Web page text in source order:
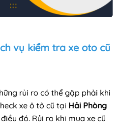
vụ kiểm tra xe oto cũ
rủi ro có thể gặp phải khi
xe ô tô cũ tại Hải Phòng
đó. Rủi ro khi mua xe cũ